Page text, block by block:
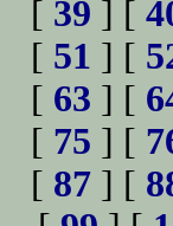
[ 39 ] [
[ 51 ] [
[ 63 ] [
[ 75 ] [
[ 87 ] [